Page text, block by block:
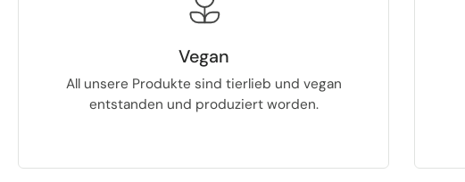
Vegan
All unsere Produkte sind tierlieb und vegan
entstanden und produziert worden.